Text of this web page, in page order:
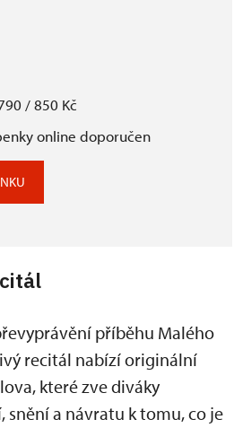
/ 850 Kč
online doporučen
příběhu Malého
recitál nabízí originální
které zve diváky
snění a návratu k tomu, co je